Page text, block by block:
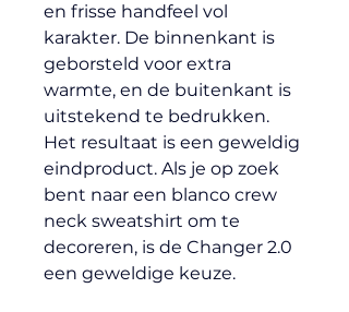
en frisse handfeel vol
karakter. De binnenkant is
geborsteld voor extra
warmte, en de buitenkant is
uitstekend te bedrukken.
Het resultaat is een geweldig
eindproduct. Als je op zoek
bent naar een blanco crew
neck sweatshirt om te
decoreren, is de Changer 2.0
een geweldige keuze.